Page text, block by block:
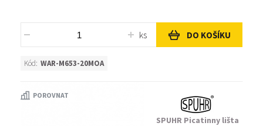
ks DO KOŠÍKU
Kód: WAR-M653-20MOA
POROVNAT
SPUHR Picatinny lišta